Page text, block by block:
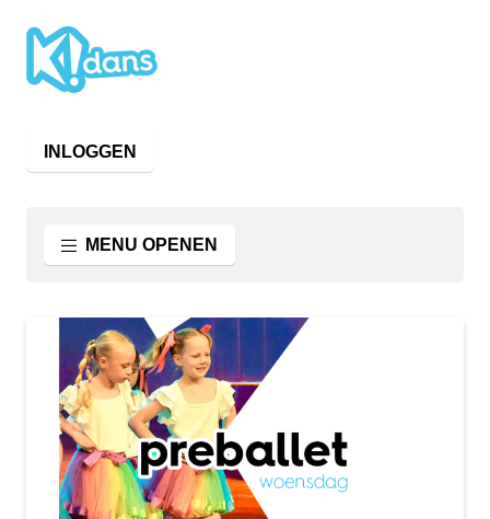
INLOGGEN
MENU OPENEN